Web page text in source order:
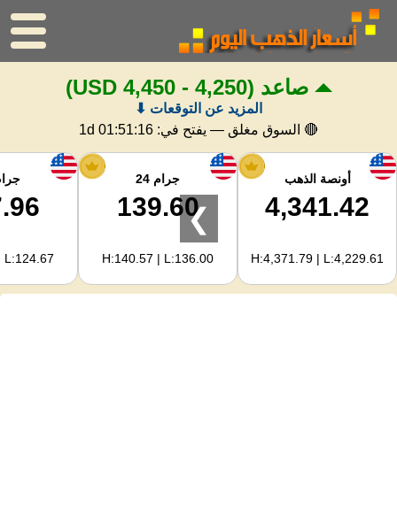
الرئيسية
سعر الذهب
اسعار الفضه
حاسبة الذهب
لمشرفي المواقع
صاعد (4,250 - 4,450 USD)
المزيد عن التوقعات ⬇
🔴 السوق مغلق — يفتح في: 1d 01:51:15
أونصة الذهب
4,341.42
H:4,371.79 | L:4,229.61
جرام 24
139.60
H:140.57 | L:136.00
L:124.67
❯